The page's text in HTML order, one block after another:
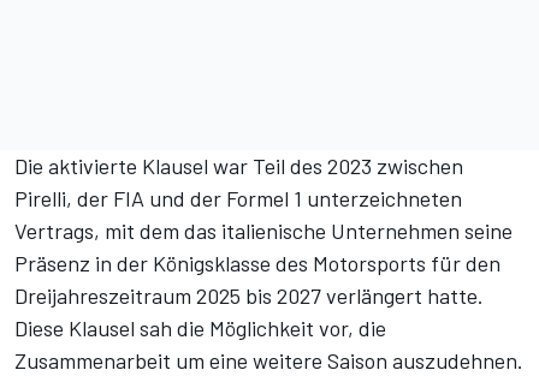
Die aktivierte Klausel war Teil des 2023 zwischen
Pirelli, der FIA und der Formel 1 unterzeichneten
Vertrags, mit dem das italienische Unternehmen seine
Präsenz in der Königsklasse des Motorsports für den
Dreijahreszeitraum 2025 bis 2027 verlängert hatte.
Diese Klausel sah die Möglichkeit vor, die
Zusammenarbeit um eine weitere Saison auszudehnen.